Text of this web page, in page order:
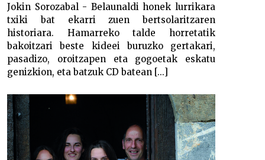
Jokin Sorozabal - Belaunaldi honek lurrikara
txiki bat ekarri zuen bertsolaritzaren
historiara. Hamarreko talde horretatik
bakoitzari beste kideei buruzko gertakari,
pasadizo, oroitzapen eta gogoetak eskatu
genizkion, eta batzuk CD batean [...]